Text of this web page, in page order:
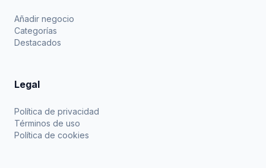
Añadir negocio
Categorías
Destacados
Legal
Política de privacidad
Términos de uso
Política de cookies